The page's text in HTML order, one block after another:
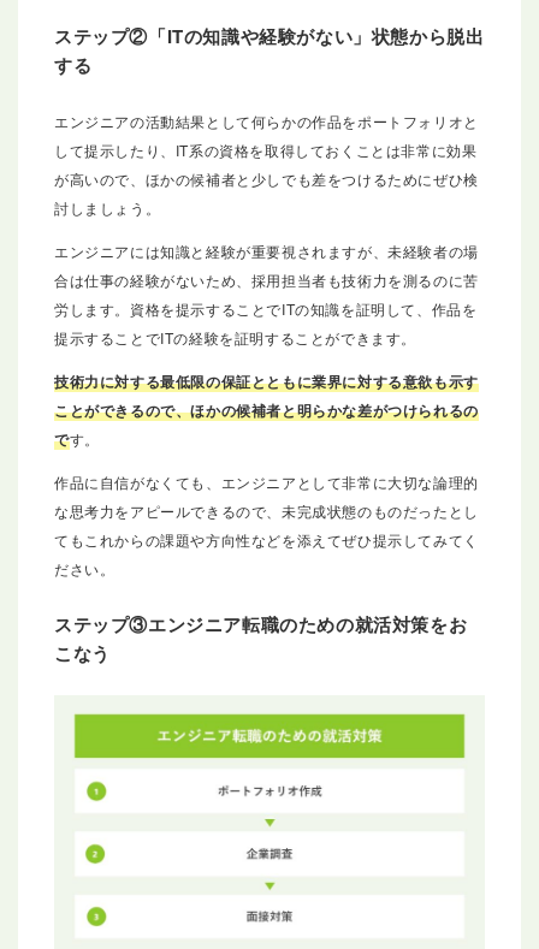
ステップ②「ITの知識や経験がない」状態から脱出
する
エンジニアの活動結果として何らかの作品をポートフォリオと
して提示したり、IT系の資格を取得しておくことは非常に効果
が高いので、ほかの候補者と少しでも差をつけるためにぜひ検
討しましょう。
エンジニアには知識と経験が重要視されますが、未経験者の場
合は仕事の経験がないため、採用担当者も技術力を測るのに苦
労します。資格を提示することでITの知識を証明して、作品を
提示することでITの経験を証明することができます。
技術力に対する最低限の保証とともに業界に対する意欲も示す
ことができるので、ほかの候補者と明らかな差がつけられるの
です。
作品に自信がなくても、エンジニアとして非常に大切な論理的
な思考力をアピールできるので、未完成状態のものだったとし
てもこれからの課題や方向性などを添えてぜひ提示してみてく
ださい。
ステップ③エンジニア転職のための就活対策をお
こなう